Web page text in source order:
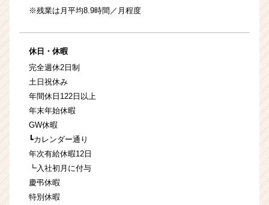
※残業は月平均8.9時間／月程度
休日・休暇
完全週休2日制
土日祝休み
年間休日122日以上
年末年始休暇
GW休暇
┗カレンダー通り
年次有給休暇12日
┗入社初月に付与
慶弔休暇
特別休暇